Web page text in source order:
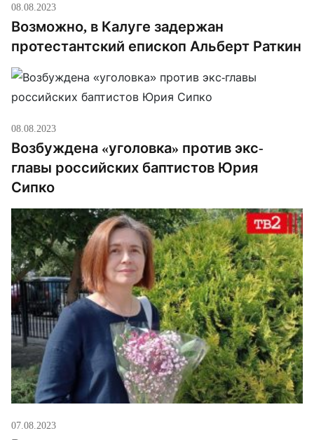
08.08.2023
Возможно, в Калуге задержан
протестантский епископ Альберт Раткин
08.08.2023
Возбуждена «уголовка» против экс-
главы российских баптистов Юрия
Сипко
07.08.2023